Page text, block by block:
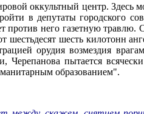
оккультный центр.
в депутаты городского
против него газетную
шесть килотонн
орудия возмездия
Черепанова пытается
образованием".